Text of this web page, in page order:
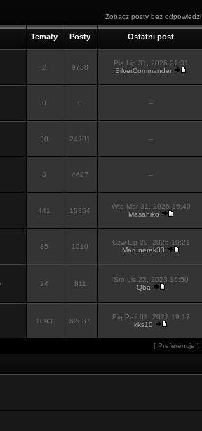
Zobacz posty bez odpowiedzi
Tematy Posty Ostatni post
2 9738
Pią Lip 31, 2026 21:31
SilverCommander
0 0 --
30 24981 --
6 4497 --
441 15354
Wto Mar 31, 2026 16:40
Masahiko
35 1010
Czw Lip 09, 2026 10:21
Marunerek33
24 811
Sro Lis 22, 2023 16:50
Qba
1093
62837
Pią Paź 01, 2021 19:17
kks10
[ Preferencje ]